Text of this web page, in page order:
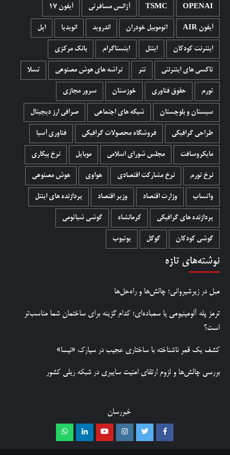
OPENAI
TSMC آژانس مسافرتی آیفون 17
آیفون AIR اتوموبیل خودران اندروید انویدیا اپل
اینترنت کودکان اینتل اینستاگرام بانک مرکزی
تاکسی های اینترنتی تتر تراشه های هوش مصنوعی تسلا
تورم حقوق فناوری خوزستان سرور مجازی
سیستان و بلوچستان شبکه های اجتماعی صرافی ارز دیجیتال
طراحی گرافیکی فروشگاه محصولات گرافيکی فناوری آسیا
مایکروسافت مجلس شورای اسلامی موبایل نرخ بیکاری
نرخ تورم نرخ مشارکت اقتصادی هواوی هوش مصنوعی
واتساپ وزارت اقتصاد وزیر اقتصاد پردازنده های اینتل
پردازنده های گرافیکی کرمانشاه گوشی شیائومی
گوشی کودکان گوگل یوتیوب
نوشته‌های تازه
مبل در زیرشیروانی؛ چالش‌ها و راه‌حل‌ها
ترمز پله آلومینیومی یا سمباده‌ای؛ کدام گزینه برای ساختمان شما مناسب‌تر
است؟
کشف یک قمر ناشناخته با ساختاری عجیب در سیارک «نیسا»
بررسی چالش‌ها و لزوم ارتقای امنیت سایبری در شبکه ریلی کشور
خبررسان